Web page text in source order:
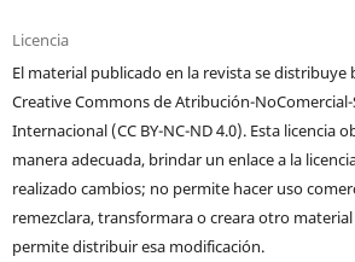
Licencia
El material publicado en la revista se distribuye
Creative Commons de Atribución-NoComercial-
Internacional (CC BY-NC-ND 4.0). Esta licencia
manera adecuada, brindar un enlace a la
realizado cambios; no permite hacer uso
remezclara, transformara o creara otro
permite distribuir esa modificación.